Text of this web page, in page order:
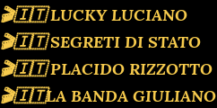
🎬🇮🇹 LUCKY LUCIANO
🎬🇮🇹 SEGRETI DI STATO
🎬🇮🇹 PLACIDO RIZZOTTO
🎬🇮🇹LA BANDA GIULIANO